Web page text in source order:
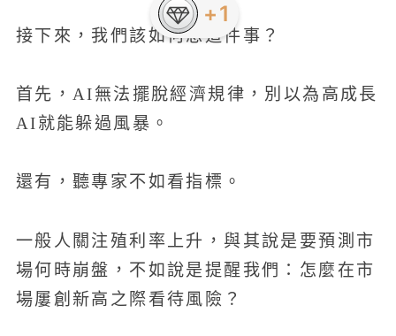
接下來，我們該如何想這件事？
首先，AI無法擺脫經濟規律，別以為高成長
AI就能躲過風暴。
還有，聽專家不如看指標。
一般人關注殖利率上升，與其說是要預測市
場何時崩盤，不如說是提醒我們：怎麼在市
場屢創新高之際看待風險？
+1